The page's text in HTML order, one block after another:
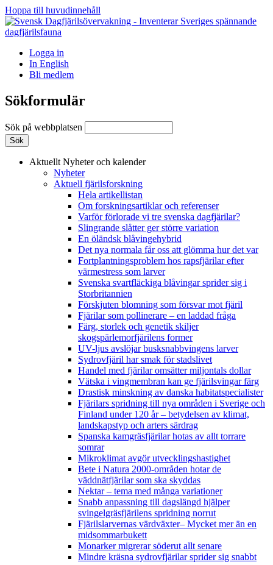
Hoppa till huvudinnehåll
Logga in
In English
Bli medlem
Sökformulär
Sök på webbplatsen
Aktuellt Nyheter och kalender
Nyheter
Aktuell fjärilsforskning
Hela artikellistan
Om forskningsartiklar och referenser
Varför förlorade vi tre svenska dagfjärilar?
Slingrande slåtter ger större variation
En öländsk blåvingehybrid
Det nya normala får oss att glömma hur det var
Fortplantningsproblem hos rapsfjärilar efter
värmestress som larver
Svenska svartfläckiga blåvingar sprider sig i
Storbritannien
Förskjuten blomning som försvar mot fjäril
Fjärilar som pollinerare – en laddad fråga
Färg, storlek och genetik skiljer
skogspärlemorfjärilens former
UV-ljus avslöjar busksnabbvingens larver
Sydrovfjäril har smak för stadslivet
Handel med fjärilar omsätter miljontals dollar
Vätska i vingmembran kan ge fjärilsvingar färg
Drastisk minskning av danska habitatspecialister
Fjärilars spridning till nya områden i Sverige och
Finland under 120 år– betydelsen av klimat,
landskapstyp och arters särdrag
Spanska kamgräsfjärilar hotas av allt torrare
somrar
Mikroklimat avgör utvecklingshastighet
Bete i Natura 2000-områden hotar de
väddnätfjärilar som ska skyddas
Nektar – tema med många variationer
Snabb anpassning till dagslängd hjälper
svingelgräsfjärilens spridning norrut
Fjärilslarvernas värdväxter– Mycket mer än en
midsommarbukett
Monarker migrerar söderut allt senare
Mindre kräsna sydrovfjärilar sprider sig snabbt